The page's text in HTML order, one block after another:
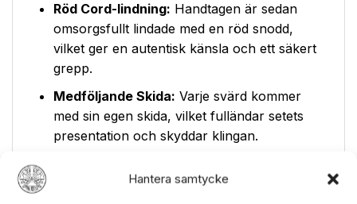
Hantera samtycke
Röd Cord-lindning: Handtagen är sedan
omsorgsfullt lindade med en röd snodd,
vilket ger en autentisk känsla och ett säkert
grepp.
Medföljande Skida: Varje svärd kommer
med sin egen skida, vilket fulländar setets
presentation och skyddar klingan.
Detta set är mer än bara dekoration; det är en
berättelse. Upptäck hela vårt sortiment av